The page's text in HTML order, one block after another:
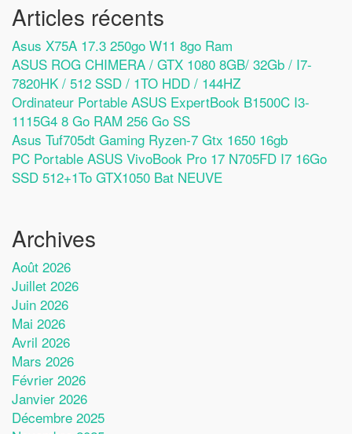
Articles récents
Asus X75A 17.3 250go W11 8go Ram
ASUS ROG CHIMERA / GTX 1080 8GB/ 32Gb / I7-
7820HK / 512 SSD / 1TO HDD / 144HZ
Ordinateur Portable ASUS ExpertBook B1500C I3-
1115G4 8 Go RAM 256 Go SS
Asus Tuf705dt Gaming Ryzen-7 Gtx 1650 16gb
PC Portable ASUS VivoBook Pro 17 N705FD I7 16Go
SSD 512+1To GTX1050 Bat NEUVE
Archives
Août 2026
Juillet 2026
Juin 2026
Mai 2026
Avril 2026
Mars 2026
Février 2026
Janvier 2026
Décembre 2025